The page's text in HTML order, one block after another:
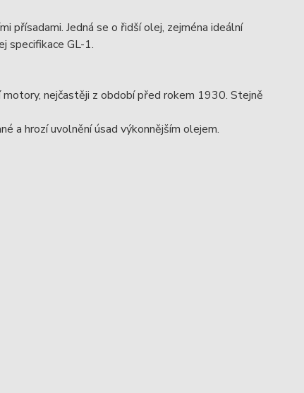
přísadami. Jedná se o řidší olej, zejména ideální
specifikace GL-1.
nejčastěji z období před rokem 1930. Stejně
a hrozí uvolnění úsad výkonnějším olejem.